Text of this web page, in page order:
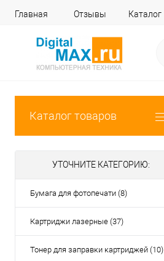
Главная Отзывы Каталог
Каталог товаров
УТОЧНИТЕ КАТЕГОРИЮ:
Бумага для фотопечати (8)
Картриджи лазерные (37)
Тонер для заправки картриджей (10)